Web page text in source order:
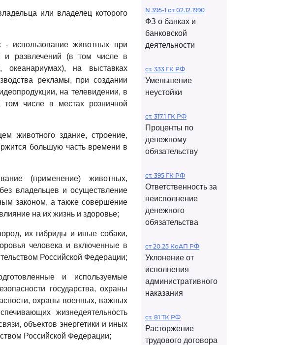
или владелец которого
- использование животных при
и развлечений (в том числе в
океанариумах), на выставках
рекламы, при создании
на телевидении, в
том числе в местах розничной
животного здание, строение,
большую часть времени в
(применение) животных,
владельцев и осуществление
законом, а также совершение
на их жизнь и здоровье;
их гибриды и иные собаки,
человека и включенные в
Российской Федерации;
и используемые
государства, охраны
охраны военных, важных
жизнедеятельность
объектов энергетики и иных
Российской Федерации;
N 395-1 от 02.12.1990
ФЗ о банках и
банковской
деятельности
ст. 333 ГК РФ
Уменьшение
неустойки
ст. 317.1 ГК РФ
Проценты по
денежному
обязательству
ст. 395 ГК РФ
Ответственность за
неисполнение
денежного
обязательства
ст 20.25 КоАП РФ
Уклонение от
исполнения
административного
наказания
ст. 81 ТК РФ
Расторжение
трудового договора